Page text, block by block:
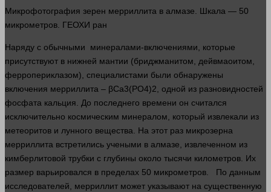
Микрофотография зерен мерриллита в алмазе. Шкала — 50
микрометров. ГЕОХИ ран
Наряду с обычными минералами-включениями, которые
присутствуют в нижней мантии (бриджманитом, дейвмаоитом,
ферропериклазом), специалистами были обнаружены
включения мерриллита – βCa3(PO4)2, одной из разновидностей
фосфата кальция. До последнего времени он считался
исключительно космическим минералом, который извлекали из
метеоритов и лунного вещества. На этот раз микрозерна
мерриллита встретились учеными в алмазе, извлеченном из
кимберлитовой трубки с глубины около тысячи километров. Их
размер варьировался в пределах 50 микрометров. По данным
исследователей, мерриллит может указывают на существенную